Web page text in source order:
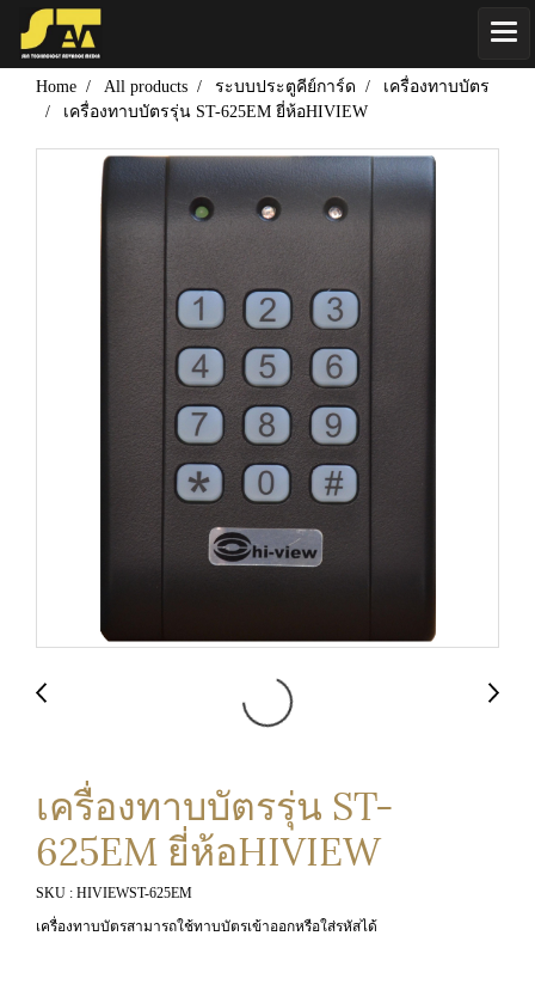
Home All products ระบบประตูคีย์การ์ด
เครื่องทาบบัตร
เครื่องทาบบัตรรุ่น ST-625EM ยี่ห้อHIVIEW
เครื่องทาบบัตรรุ่น ST-
625EM ยี่ห้อHIVIEW
SKU : HIVIEWST-625EM
เครื่องทาบบัตรสามารถใช้ทาบบัตรเข้าออกหรือใส่รหัสได้